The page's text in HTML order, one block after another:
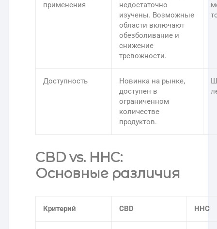
применения
недостаточно
изучены. Возможные
области включают
обезболивание и
снижение
тревожности.
Доступность
Новинка на рынке,
доступен в
ограниченном
количестве
продуктов.
CBD vs. HHC:
Основные различия
Критерий CBD HHC